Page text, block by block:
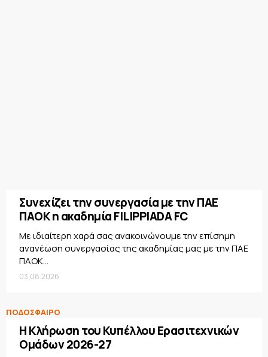
Συνεχίζει την συνεργασία με την ΠΑΕ
ΠΑΟΚ η ακαδημία FILIPPIADA FC
Με ιδιαίτερη χαρά σας ανακοινώνουμε την επίσημη
ανανέωση συνεργασίας της ακαδημίας μας με την ΠΑΕ
ΠΑΟΚ...
03.08.2026
ΠΟΔΟΣΦΑΙΡΟ
Η Κλήρωση του Κυπέλλου Ερασιτεχνικών
Ομάδων 2026-27